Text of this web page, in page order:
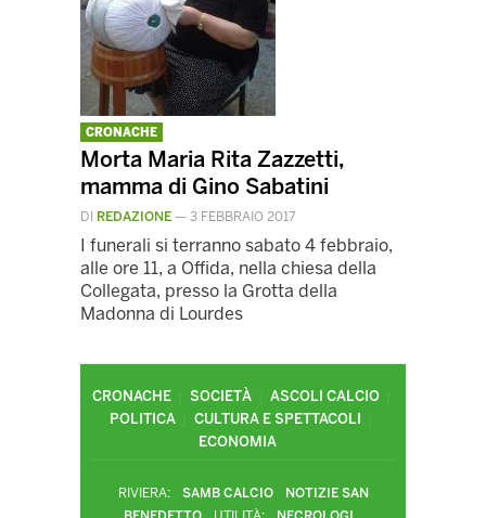
CRONACHE
Morta Maria Rita Zazzetti,
mamma di Gino Sabatini
DI REDAZIONE — 3 FEBBRAIO 2017
I funerali si terranno sabato 4 febbraio,
alle ore 11, a Offida, nella chiesa della
Collegata, presso la Grotta della
Madonna di Lourdes
CRONACHE SOCIETÀ
ASCOLI CALCIO
POLITICA
CULTURA E SPETTACOLI
ECONOMIA
RIVIERA: SAMB CALCIO
NOTIZIE SAN